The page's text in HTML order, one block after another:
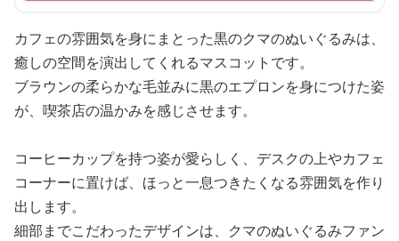
カフェの雰囲気を身にまとった黒のクマのぬいぐるみは、
癒しの空間を演出してくれるマスコットです。
ブラウンの柔らかな毛並みに黒のエプロンを身につけた姿
が、喫茶店の温かみを感じさせます。
コーヒーカップを持つ姿が愛らしく、デスクの上やカフェ
コーナーに置けば、ほっと一息つきたくなる雰囲気を作り
出します。
細部までこだわったデザインは、クマのぬいぐるみファン